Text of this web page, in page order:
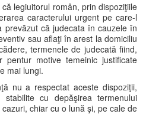
legiuitorul român, prin dispoziţiile
caracterului urgent pe care-l
prevăzut că judecata în cauzele în
sau aflaţi în arest la domiciliu
termenele de judecată fiind,
motive temeinic justificate
mai lungi.
nu a respectat aceste dispoziţii,
cu depăşirea termenului
chiar cu o lună şi, pe cale de